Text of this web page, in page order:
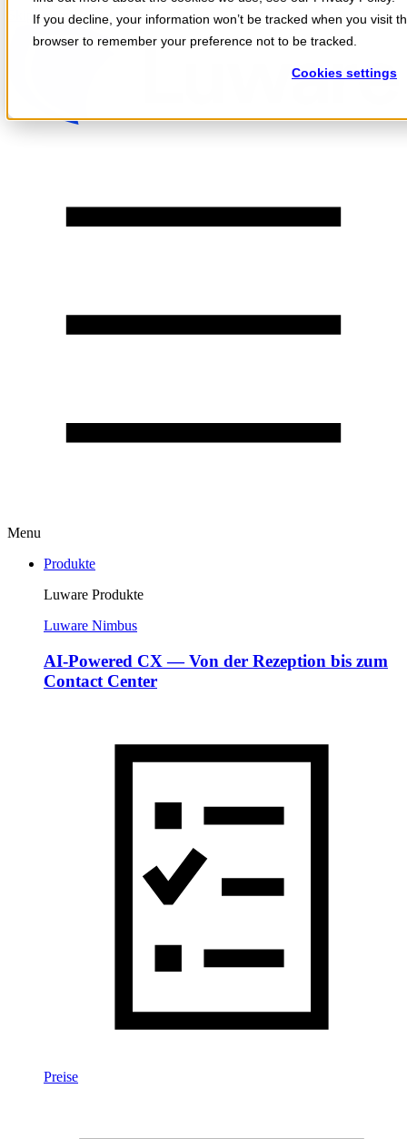
If you decline, your information won’t be tracked when you visit
browser to remember your preference not to be tracked.
Cookies settings
Skip to content
Menu
Produkte
Luware Produkte
Luware Nimbus
AI-Powered CX — Von der Rezeption bis zum
Contact Center
Preise